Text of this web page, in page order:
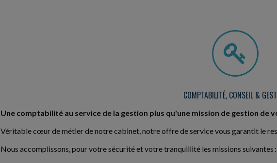
COMPTABILITÉ, CONSEIL &
Une comptabilité au service de la gestion plus qu'une mission de gestion de
Véritable cœur de métier de notre cabinet, notre offre de service vous garantit le
Nous accomplissons, pour votre sécurité et votre tranquillité les missions suivantes :